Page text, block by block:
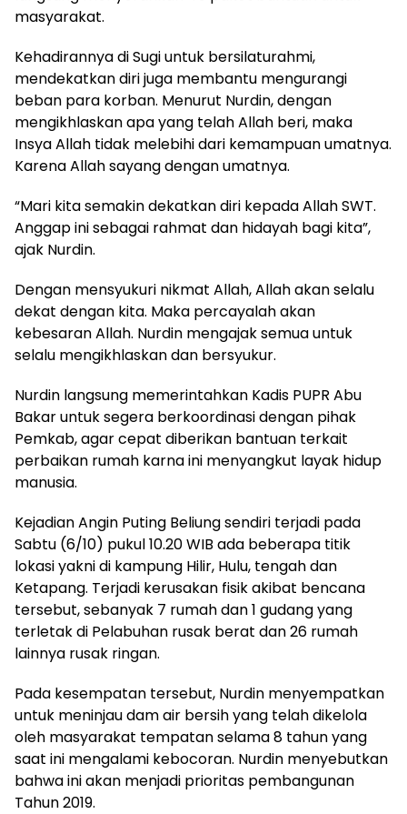
masyarakat.
Kehadirannya di Sugi untuk bersilaturahmi,
mendekatkan diri juga membantu mengurangi
beban para korban. Menurut Nurdin, dengan
mengikhlaskan apa yang telah Allah beri, maka
Insya Allah tidak melebihi dari kemampuan umatnya.
Karena Allah sayang dengan umatnya.
“Mari kita semakin dekatkan diri kepada Allah SWT.
Anggap ini sebagai rahmat dan hidayah bagi kita”,
ajak Nurdin.
Dengan mensyukuri nikmat Allah, Allah akan selalu
dekat dengan kita. Maka percayalah akan
kebesaran Allah. Nurdin mengajak semua untuk
selalu mengikhlaskan dan bersyukur.
Nurdin langsung memerintahkan Kadis PUPR Abu
Bakar untuk segera berkoordinasi dengan pihak
Pemkab, agar cepat diberikan bantuan terkait
perbaikan rumah karna ini menyangkut layak hidup
manusia.
Kejadian Angin Puting Beliung sendiri terjadi pada
Sabtu (6/10) pukul 10.20 WIB ada beberapa titik
lokasi yakni di kampung Hilir, Hulu, tengah dan
Ketapang. Terjadi kerusakan fisik akibat bencana
tersebut, sebanyak 7 rumah dan 1 gudang yang
terletak di Pelabuhan rusak berat dan 26 rumah
lainnya rusak ringan.
Pada kesempatan tersebut, Nurdin menyempatkan
untuk meninjau dam air bersih yang telah dikelola
oleh masyarakat tempatan selama 8 tahun yang
saat ini mengalami kebocoran. Nurdin menyebutkan
bahwa ini akan menjadi prioritas pembangunan
Tahun 2019.